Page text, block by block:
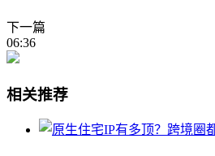
下一篇
06:36
相关推荐